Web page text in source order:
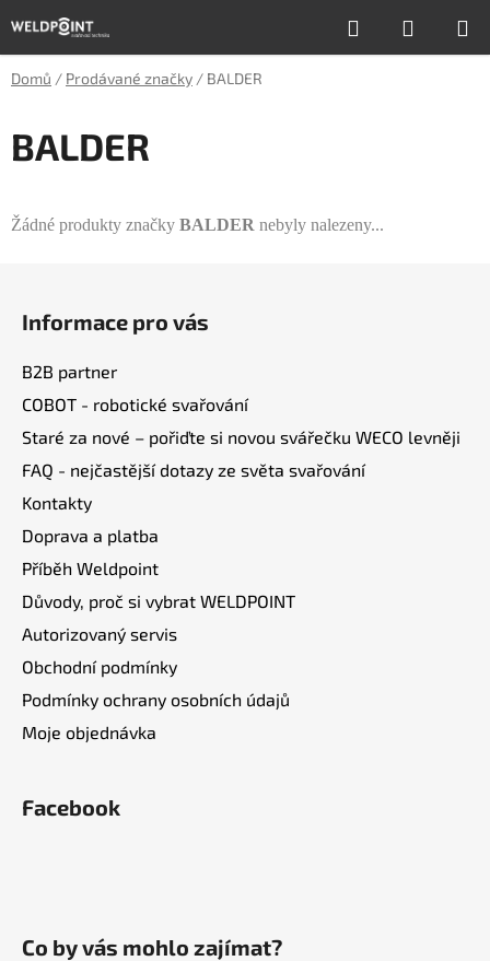
na
obsah
Hledat
KOŠÍK
Domů / Prodávané značky / BALDER
BALDER
Žádné produkty značky BALDER nebyly nalezeny...
Informace pro vás
B2B partner
COBOT - robotické svařování
Staré za nové – pořiďte si novou svářečku WECO levněji
FAQ - nejčastější dotazy ze světa svařování
Kontakty
Doprava a platba
Příběh Weldpoint
Důvody, proč si vybrat WELDPOINT
Autorizovaný servis
Obchodní podmínky
Podmínky ochrany osobních údajů
Moje objednávka
Facebook
Co by vás mohlo zajímat?